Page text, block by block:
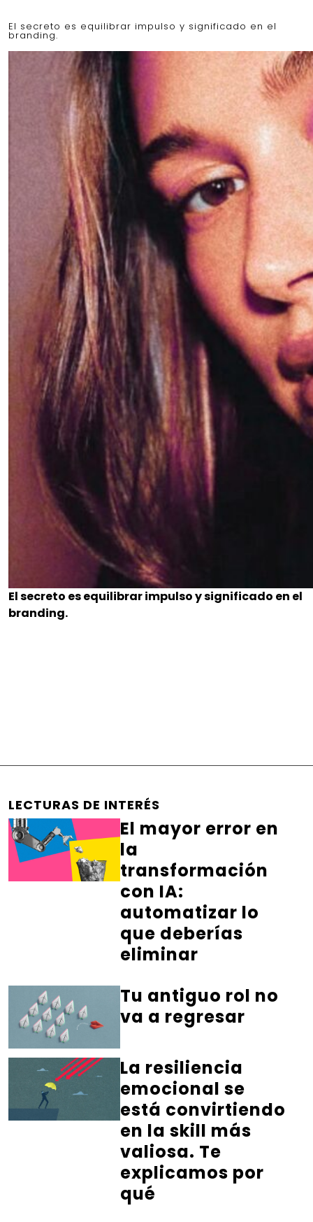
El secreto es equilibrar impulso y significado en el
branding.
El secreto es equilibrar impulso y significado en el
branding.
LECTURAS DE INTERÉS
El mayor error en
la
transformación
con IA:
automatizar lo
que deberías
eliminar
Tu antiguo rol no
va a regresar
La resiliencia
emocional se
está convirtiendo
en la skill más
valiosa. Te
explicamos por
qué